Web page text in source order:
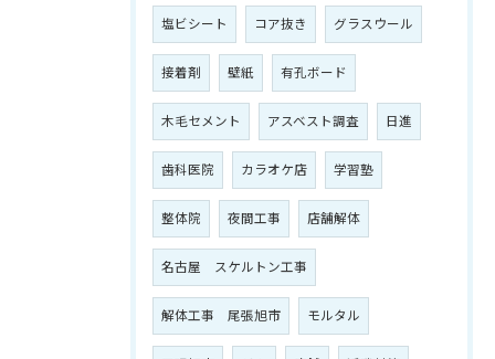
塩ビシート コア抜き グラスウール
接着剤 壁紙 有孔ボード
木毛セメント アスベスト調査 日進
歯科医院 カラオケ店 学習塾
整体院 夜間工事 店舗解体
名古屋 スケルトン工事
解体工事 尾張旭市 モルタル